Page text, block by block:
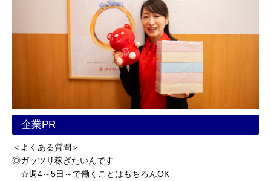
企業PR
＜よくある質問＞
◎ガッツリ稼ぎたいんです
☆週4～5日～で働くことはもちろんOK